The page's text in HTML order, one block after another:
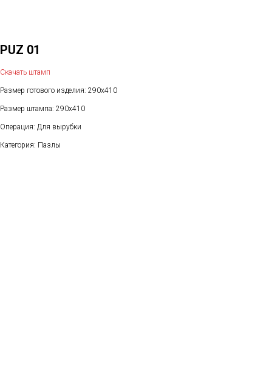
PUZ 01
Скачать штамп
Размер готового изделия: 290x410
Размер штампа: 290x410
Операция: Для вырубки
Категория: Пазлы